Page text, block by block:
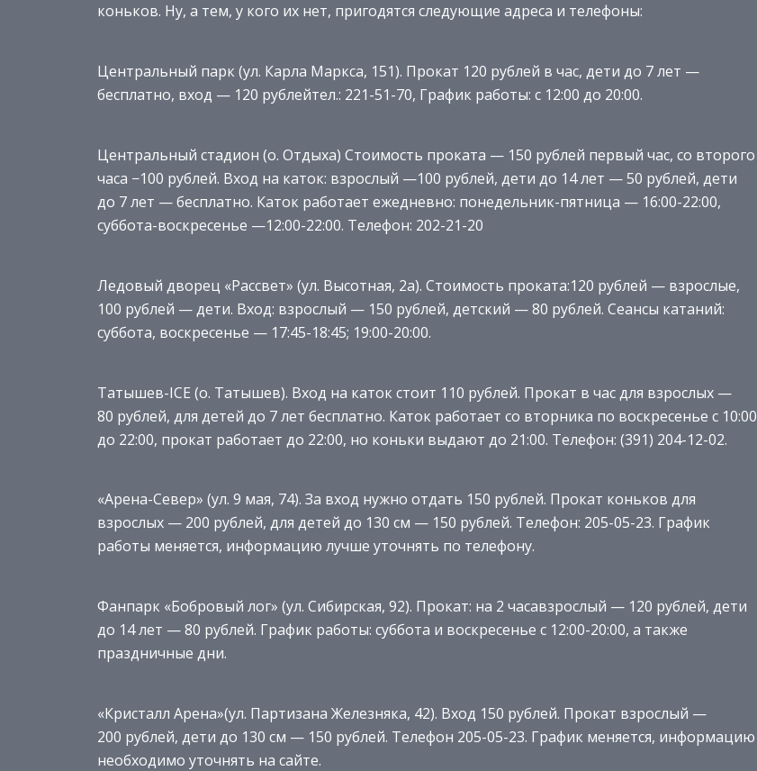
коньков. Ну, а тем, у кого их нет, пригодятся следующие адреса и телефоны:
Центральный парк (ул. Карла Маркса, 151). Прокат 120 рублей в час, дети до 7 лет —
бесплатно, вход — 120 рублейтел.: 221-51-70, График работы: с 12:00 до 20:00.
Центральный стадион (о. Отдыха) Стоимость проката — 150 рублей первый час, со второго
часа −100 рублей. Вход на каток: взрослый —100 рублей, дети до 14 лет — 50 рублей, дети
до 7 лет — бесплатно. Каток работает ежедневно: понедельник-пятница — 16:00-22:00,
суббота-воскресенье —12:00-22:00. Телефон: 202-21-20
Ледовый дворец «Рассвет» (ул. Высотная, 2а). Стоимость проката:120 рублей — взрослые,
100 рублей — дети. Вход: взрослый — 150 рублей, детский — 80 рублей. Сеансы катаний:
суббота, воскресенье — 17:45-18:45; 19:00-20:00.
Татышев-ICE (о. Татышев). Вход на каток стоит 110 рублей. Прокат в час для взрослых —
80 рублей, для детей до 7 лет бесплатно. Каток работает со вторника по воскресенье с 10:00
до 22:00, прокат работает до 22:00, но коньки выдают до 21:00. Телефон: (391) 204-12-02.
«Арена-Север» (ул. 9 мая, 74). За вход нужно отдать 150 рублей. Прокат коньков для
взрослых — 200 рублей, для детей до 130 см — 150 рублей. Телефон: 205-05-23. График
работы меняется, информацию лучше уточнять по телефону.
Фанпарк «Бобровый лог» (ул. Сибирская, 92). Прокат: на 2 часавзрослый — 120 рублей, дети
до 14 лет — 80 рублей. График работы: суббота и воскресенье с 12:00-20:00, а также
праздничные дни.
«Кристалл Арена»(ул. Партизана Железняка, 42). Вход 150 рублей. Прокат взрослый —
200 рублей, дети до 130 см — 150 рублей. Телефон 205-05-23. График меняется, информацию
необходимо уточнять на сайте.